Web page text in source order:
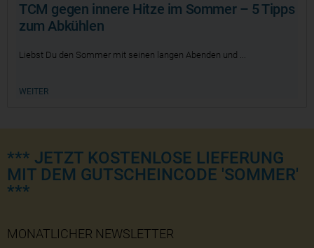
TCM gegen innere Hitze im Sommer – 5 Tipps
zum Abkühlen
Liebst Du den Sommer mit seinen langen Abenden und
WEITER
*** JETZT KOSTENLOSE LIEFERUNG
MIT DEM GUTSCHEINCODE 'SOMMER'
***
MONATLICHER NEWSLETTER